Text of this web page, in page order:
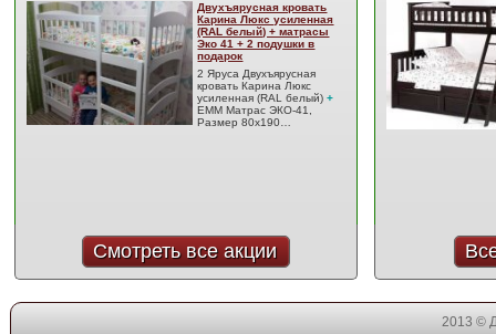
Двухъярусная кровать
Карина Люкс усиленная
(RAL белый) + матрасы
Эко 41 + 2 подушки в
подарок
2 Яруса Двухъярусная
кровать Карина Люкс
усиленная (RAL белый)+
EMM Матрас ЭКО-41,
Размер 80x190…
Смотреть все акции
2013 ©